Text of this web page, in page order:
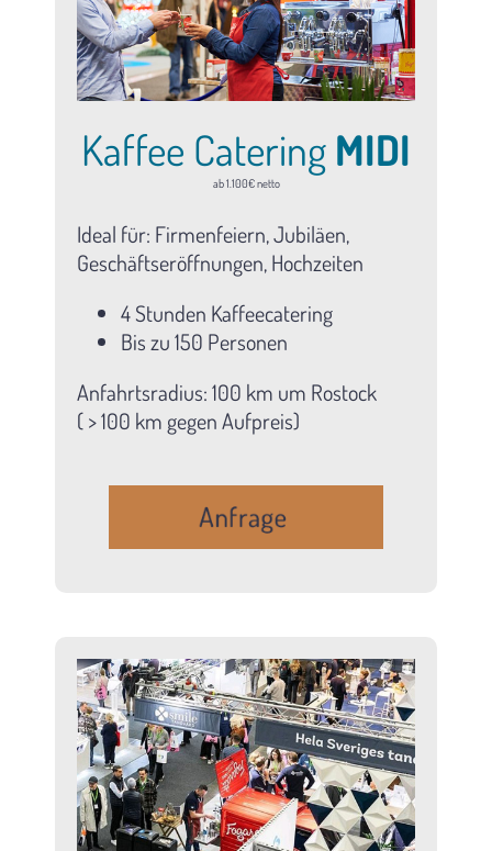
Kaffee Catering MIDI
ab 1.100€ netto
Ideal für: Firmenfeiern, Jubiläen,
Geschäftseröffnungen, Hochzeiten
4 Stunden Kaffeecatering
Bis zu 150 Personen
Anfahrtsradius: 100 km um Rostock
( > 100 km gegen Aufpreis)